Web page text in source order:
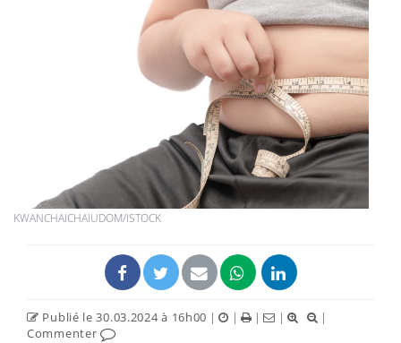
KWANCHAICHAIUDOM/ISTOCK
Publié le 30.03.2024 à 16h00 | | | |
|
Commenter